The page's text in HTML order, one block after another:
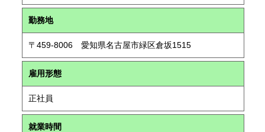
勤務地
〒459-8006 愛知県名古屋市緑区倉坂1515
雇用形態
正社員
就業時間